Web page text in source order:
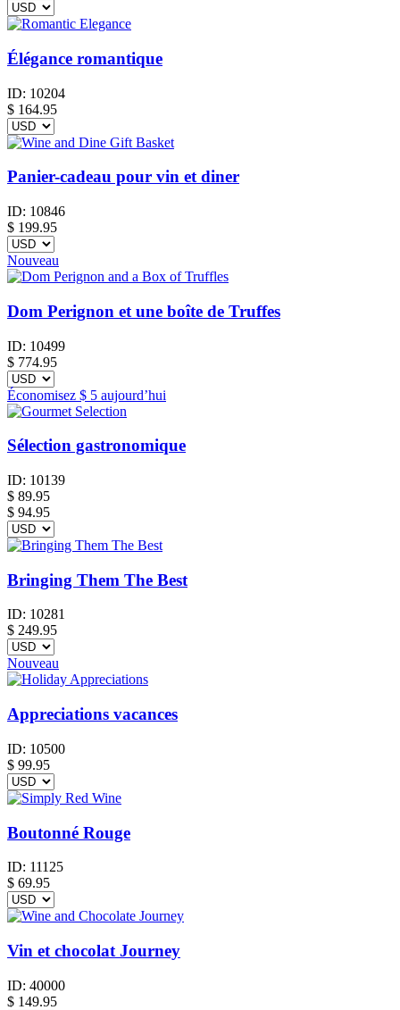
Élégance romantique
ID: 10204
$ 164.95
Panier-cadeau pour vin et diner
ID: 10846
$ 199.95
Nouveau
Dom Perignon et une boîte de Truffes
ID: 10499
$ 774.95
Économisez $ 5 aujourd’hui
Sélection gastronomique
ID: 10139
$ 89.95
$ 94.95
Bringing Them The Best
ID: 10281
$ 249.95
Nouveau
Appreciations vacances
ID: 10500
$ 99.95
Boutonné Rouge
ID: 11125
$ 69.95
Vin et chocolat Journey
ID: 40000
$ 149.95